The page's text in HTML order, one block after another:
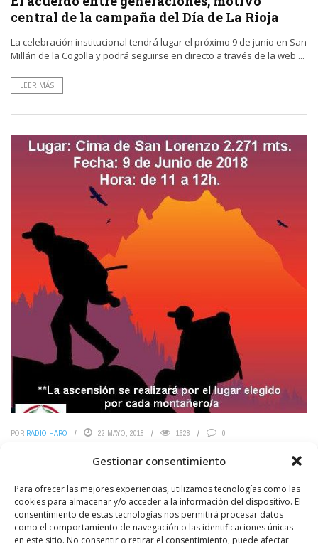
Gestionar consentimiento
Para ofrecer las mejores experiencias, utilizamos tecnologías como las
cookies para almacenar y/o acceder a la información del dispositivo. El
consentimiento de estas tecnologías nos permitirá procesar datos
como el comportamiento de navegación o las identificaciones únicas
en este sitio. No consentir o retirar el consentimiento, puede afectar
central de la campaña del Día de La Rioja
La celebración institucional tendrá lugar el próximo 9 de junio en San
Millán de la Cogolla y podrá seguirse en directo a través de la web ...
LEER MÁS
POR RADIO HARO 22 MAYO, 2018 1628 0
`Toloño´ organiza el Primer Encuentro de
La Asociación Deportiva Toloño promueve una subida al San
Lorenzo el día 9 de junio, `DÍA DE LA RIOJA´, ya que es el monte más
alto. La ...